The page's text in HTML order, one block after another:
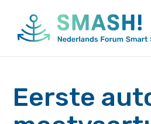
inhoud
Eerste